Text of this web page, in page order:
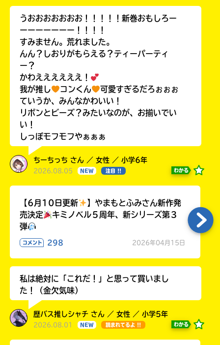
うおおおおおおお！！！！！新巻おもしろー
ーーーーーーー！！！！
すみません。荒れました。
んん？しおりがもらえる？ティーパーティ
ー？
かわええええええ！
我が推し
コンくん
可愛すぎるだろぉぉぉ
ていうか、みんなかわいい！
リボンとビーズ？みたいなのが、お揃いでい
い！
しっぽモフモフやぁぁぁ
ちーちっち さん ／ 女性 ／ 小学6年
2026.08.05 NEW 注目 !! わかる
【6月10日更新
】やまもとふみさん新作発
売決定
キミノベル５周年、新シリーズ第３
弾
コメント 298 2026年04月15日
私は絶対に「これだ！」と思って買いまし
た！（金欠気味）
歴バス推しシャチ さん ／ 女性 ／ 小学5年
2026.08.01 NEW 読まれてるよ !! わかる